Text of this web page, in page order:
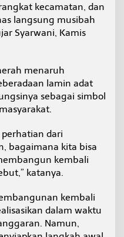
kecamatan, dan
langsung musibah
Syarwani, Kamis
menaruh
lamin adat
sebagai simbol
dari
bagaimana kita bisa
kembali
katanya.
kembali
dalam waktu
Namun,